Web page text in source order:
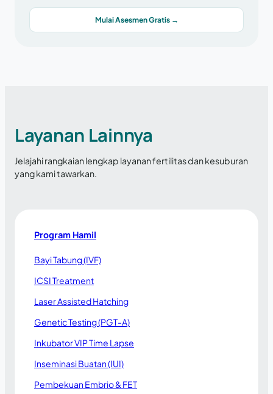
Mulai Asesmen Gratis →
Layanan Lainnya
Jelajahi rangkaian lengkap layanan fertilitas dan kesuburan
yang kami tawarkan.
Program Hamil
Bayi Tabung (IVF)
ICSI Treatment
Laser Assisted Hatching
Genetic Testing (PGT-A)
Inkubator VIP Time Lapse
Inseminasi Buatan (IUI)
Pembekuan Embrio & FET